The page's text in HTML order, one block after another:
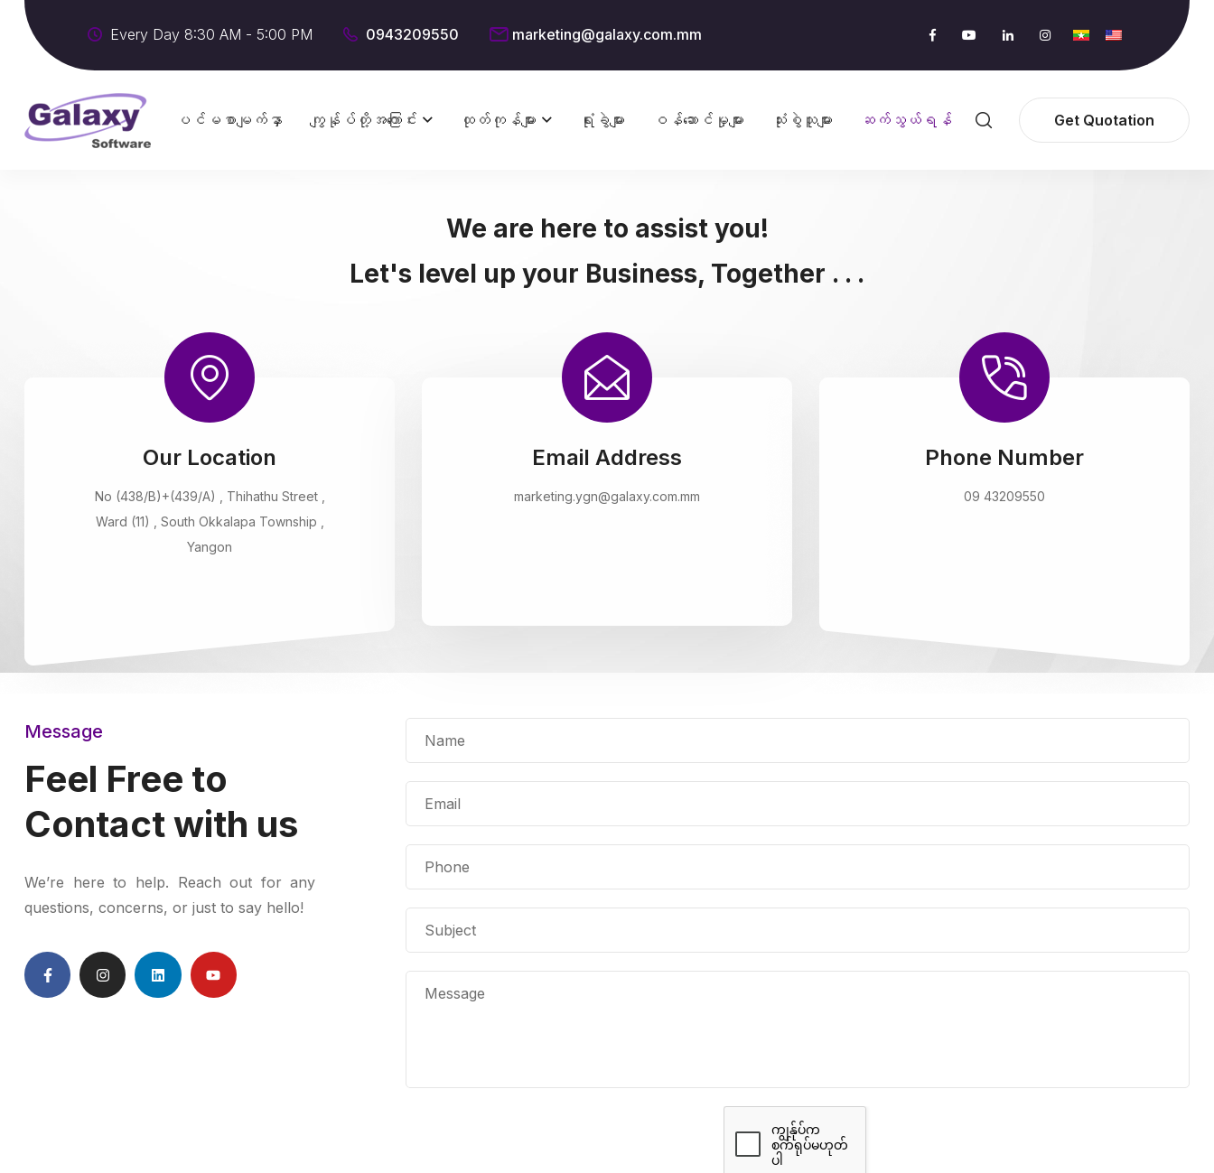
Every Day 8:30 AM - 5:00 PM 0943209550 marketing@galaxy.com.mm
ပင်မစာမျက်နှာ ကျွန်ုပ်တို့အကြောင်း ထုတ်ကုန်များ ရုံးခွဲများ ဝန်ဆောင်မှုများ သုံးစွဲသူများ ဆက်သွယ်ရန် Get Quotation
We are here to assist you!
Let's level up your Business, Together . . .
Our Location
No (438/B)+(439/A) , Thihathu Street ,
Ward (11) , South Okkalapa Township ,
Yangon
Email Address
marketing.ygn@galaxy.com.mm
Phone Number
09 43209550
Message
Feel Free to
Contact with us
We’re here to help. Reach out for any
questions, concerns, or just to say hello!